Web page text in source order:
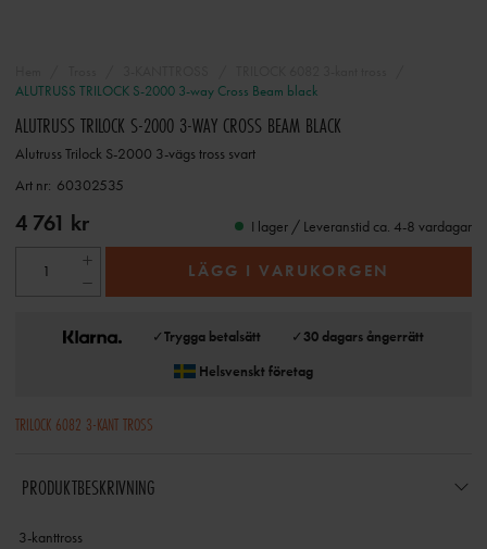
ALUTRUSS TRILOCK S-2000 3-way Cross Beam black
ALUTRUSS TRILOCK S-2000 3-WAY CROSS BEAM BLACK
Alutruss Trilock S-2000 3-vägs tross svart
Art nr: 60302535
4 761 kr I lager / Leveranstid ca. 4-8 vardagar
LÄGG I VARUKORGEN
✓Trygga betalsätt ✓30 dagars ångerrätt
Helsvenskt företag
TRILOCK 6082 3-KANT TROSS
PRODUKTBESKRIVNING
3-kanttross